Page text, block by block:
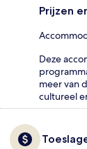
Prijzen
Deze
meer van
cultureel